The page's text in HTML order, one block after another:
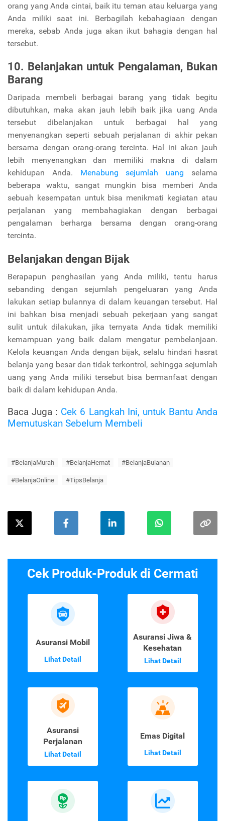
orang yang Anda cintai, baik itu teman atau keluarga yang
Anda miliki saat ini. Berbagilah kebahagiaan dengan
mereka, sebab Anda juga akan ikut bahagia dengan hal
tersebut.
10. Belanjakan untuk Pengalaman, Bukan
Barang
Daripada membeli berbagai barang yang tidak begitu
dibutuhkan, maka akan jauh lebih baik jika uang Anda
tersebut dibelanjakan untuk berbagai hal yang
menyenangkan seperti sebuah perjalanan di akhir pekan
bersama dengan orang-orang tercinta. Hal ini akan jauh
lebih menyenangkan dan memiliki makna di dalam
kehidupan Anda. Menabung sejumlah uang selama
beberapa waktu, sangat mungkin bisa memberi Anda
sebuah kesempatan untuk bisa menikmati kegiatan atau
perjalanan yang membahagiakan dengan berbagai
pengalaman berharga bersama dengan orang-orang
tercinta.
Belanjakan dengan Bijak
Berapapun penghasilan yang Anda miliki, tentu harus
sebanding dengan sejumlah pengeluaran yang Anda
lakukan setiap bulannya di dalam keuangan tersebut. Hal
ini bahkan bisa menjadi sebuah pekerjaan yang sangat
sulit untuk dilakukan, jika ternyata Anda tidak memiliki
kemampuan yang baik dalam mengatur pembelanjaan.
Kelola keuangan Anda dengan bijak, selalu hindari hasrat
belanja yang besar dan tidak terkontrol, sehingga sejumlah
uang yang Anda miliki tersebut bisa bermanfaat dengan
baik di dalam kehidupan Anda.
Baca Juga : Cek 6 Langkah Ini, untuk Bantu Anda
Memutuskan Sebelum Membeli
#BelanjaMurah #BelanjaHemat #BelanjaBulanan
#BelanjaOnline #TipsBelanja
Cek Produk-Produk di Cermati
Asuransi Mobil
Lihat Detail
Asuransi Jiwa &
Kesehatan
Lihat Detail
Asuransi
Perjalanan
Lihat Detail
Emas Digital
Lihat Detail